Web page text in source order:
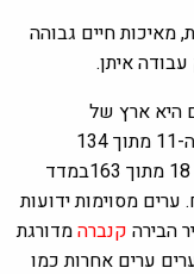
חיים גבוהה
איתן.
היא ארץ של
הזדמנויות ונוחות. המדינה ממוקמת במקום ה-11 מתוך 134
ברשימת המדינות הבטוחות בעולם. ובמקום 18 מתוך 163במדד
מסוימות ידועות
הבירהקנברהמדורגת
ערים אחרות כמו